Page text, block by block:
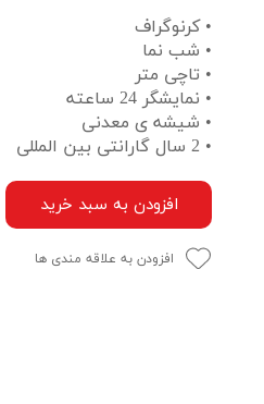
• کرنوگراف
• شب نما
• تاچی متر
• نمایشگر 24 ساعته
• شیشه ی معدنی
• 2 سال گارانتی بین المللی
افزودن به سبد خرید
افزودن به علاقه مندی ها